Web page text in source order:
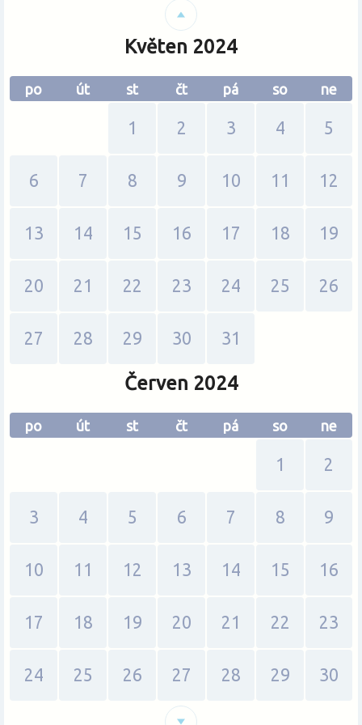
Změnit měnu
Květen 2024
po út st čt pá so ne
1 2 3 4 5
6 7 8 9 10 11 12
13 14 15 16 17 18 19
20 21 22 23 24 25 26
27 28 29 30 31
Červen 2024
po út st čt pá so ne
1 2
3 4 5 6 7 8 9
10 11 12 13 14 15 16
17 18 19 20 21 22 23
24 25 26 27 28 29 30